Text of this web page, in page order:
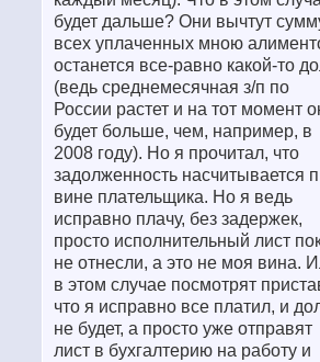
будет дальше? Они вычтут
всех уплаченных мною
останется все-равно какой-то
(ведь среднемесячная з/п по
России растет и на тот момент
будет больше, чем, например, в
2008 году). Но я прочитал, что
задолженность насчитывается
вине плательщика. Но я ведь
исправно плачу, без задержек,
просто исполнительный лист
не отнесли, а это не моя вина.
в этом случае посмотрят
что я исправно все платил, и
не будет, а просто уже отправят
лист в бухгалтерию на работу и